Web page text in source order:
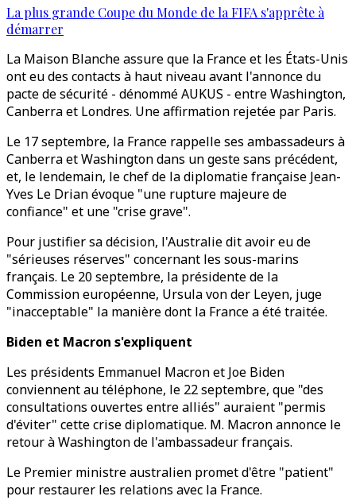
La plus grande Coupe du Monde de la FIFA s'apprête à
démarrer
La Maison Blanche assure que la France et les États-Unis
ont eu des contacts à haut niveau avant l'annonce du
pacte de sécurité - dénommé AUKUS - entre Washington,
Canberra et Londres. Une affirmation rejetée par Paris.
Le 17 septembre, la France rappelle ses ambassadeurs à
Canberra et Washington dans un geste sans précédent,
et, le lendemain, le chef de la diplomatie française Jean-
Yves Le Drian évoque "une rupture majeure de
confiance" et une "crise grave".
Pour justifier sa décision, l'Australie dit avoir eu de
"sérieuses réserves" concernant les sous-marins
français. Le 20 septembre, la présidente de la
Commission européenne, Ursula von der Leyen, juge
"inacceptable" la manière dont la France a été traitée.
Biden et Macron s'expliquent
Les présidents Emmanuel Macron et Joe Biden
conviennent au téléphone, le 22 septembre, que "des
consultations ouvertes entre alliés" auraient "permis
d'éviter" cette crise diplomatique. M. Macron annonce le
retour à Washington de l'ambassadeur français.
Le Premier ministre australien promet d'être "patient"
pour restaurer les relations avec la France.